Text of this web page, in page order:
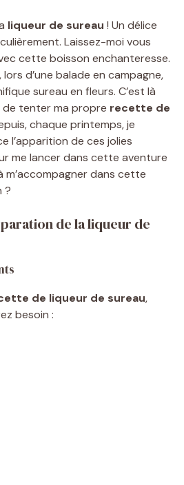
liqueur de sureau ! Un délice
Laissez-moi vous
cette boisson enchanteresse.
d’une balade en campagne,
sureau en fleurs. C’est là
de tenter ma propre recette de
chaque printemps, je
l’apparition de ces jolies
me lancer dans cette aventure
m’accompagner dans cette
?
de la liqueur de
de liqueur de sureau,
besoin :